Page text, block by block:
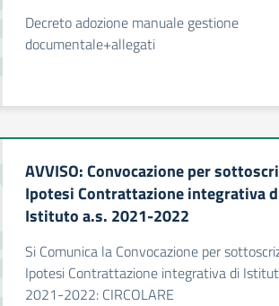
Decreto adozione manuale gestione
documentale+allegati
AVVISO: Convocazione per
Ipotesi Contrattazione integrativa
Istituto a.s. 2021-2022
Si Comunica la Convocazione per
Ipotesi Contrattazione integrativa di
2021-2022: CIRCOLARE